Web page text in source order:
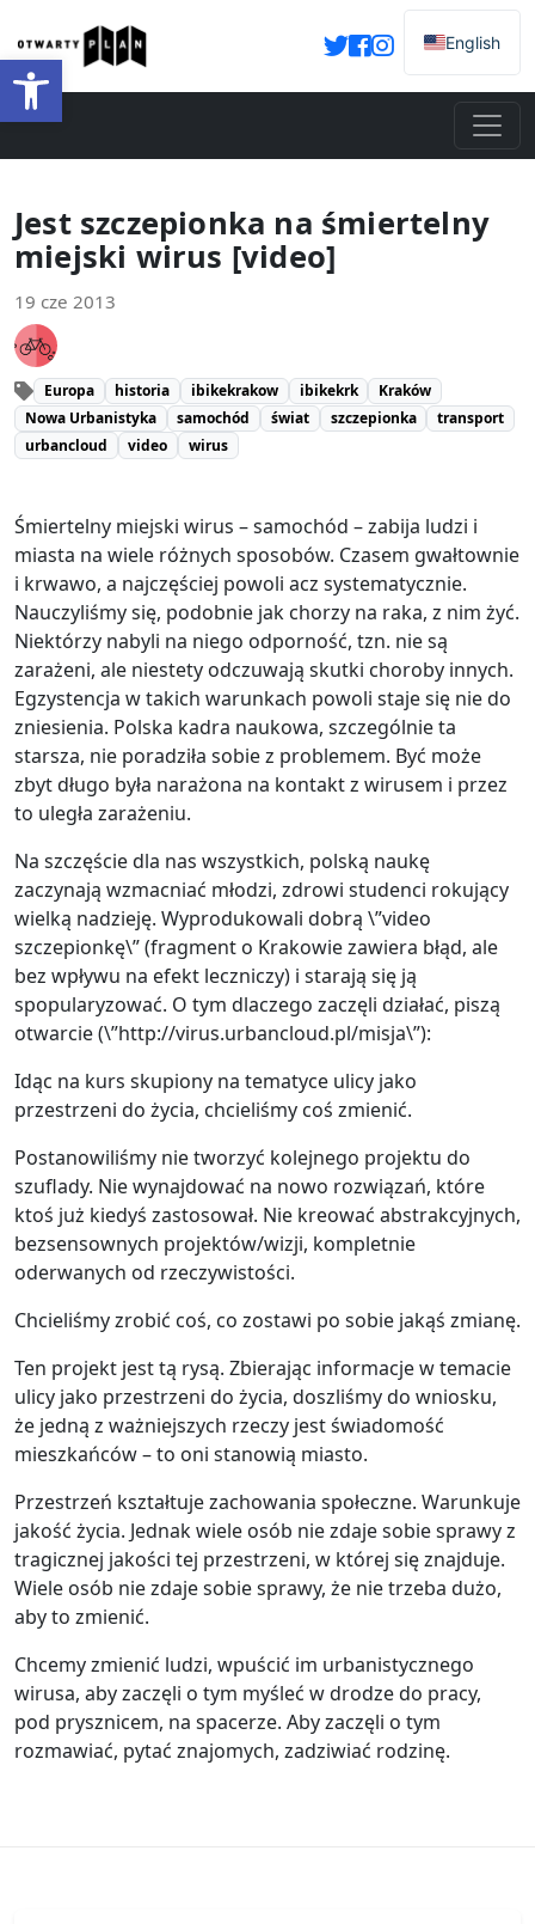
Otwórz pasek narzędzi
English
Jest szczepionka na śmiertelny
miejski wirus [video]
19 cze 2013
Europa historia ibikekrakow ibikekrk
Kraków
Nowa Urbanistyka
samochód świat szczepionka
transport
urbancloud
video wirus
Śmiertelny miejski wirus – samochód – zabija ludzi i
miasta na wiele różnych sposobów. Czasem gwałtownie
i krwawo, a najczęściej powoli acz systematycznie.
Nauczyliśmy się, podobnie jak chorzy na raka, z nim żyć.
Niektórzy nabyli na niego odporność, tzn. nie są
zarażeni, ale niestety odczuwają skutki choroby innych.
Egzystencja w takich warunkach powoli staje się nie do
zniesienia. Polska kadra naukowa, szczególnie ta
starsza, nie poradziła sobie z problemem. Być może
zbyt długo była narażona na kontakt z wirusem i przez
to uległa zarażeniu.
Na szczęście dla nas wszystkich, polską naukę
zaczynają wzmacniać młodzi, zdrowi studenci rokujący
wielką nadzieję. Wyprodukowali dobrą \”video
szczepionkę\” (fragment o Krakowie zawiera błąd, ale
bez wpływu na efekt leczniczy) i starają się ją
spopularyzować. O tym dlaczego zaczęli działać, piszą
otwarcie (\”http://virus.urbancloud.pl/misja\”):
Idąc na kurs skupiony na tematyce ulicy jako
przestrzeni do życia, chcieliśmy coś zmienić.
Postanowiliśmy nie tworzyć kolejnego projektu do
szuflady. Nie wynajdować na nowo rozwiązań, które
ktoś już kiedyś zastosował. Nie kreować abstrakcyjnych,
bezsensownych projektów/wizji, kompletnie
oderwanych od rzeczywistości.
Chcieliśmy zrobić coś, co zostawi po sobie jakąś zmianę.
Ten projekt jest tą rysą. Zbierając informacje w temacie
ulicy jako przestrzeni do życia, doszliśmy do wniosku,
że jedną z ważniejszych rzeczy jest świadomość
mieszkańców – to oni stanowią miasto.
Przestrzeń kształtuje zachowania społeczne. Warunkuje
jakość życia. Jednak wiele osób nie zdaje sobie sprawy z
tragicznej jakości tej przestrzeni, w której się znajduje.
Wiele osób nie zdaje sobie sprawy, że nie trzeba dużo,
aby to zmienić.
Chcemy zmienić ludzi, wpuścić im urbanistycznego
wirusa, aby zaczęli o tym myśleć w drodze do pracy,
pod prysznicem, na spacerze. Aby zaczęli o tym
rozmawiać, pytać znajomych, zadziwiać rodzinę.